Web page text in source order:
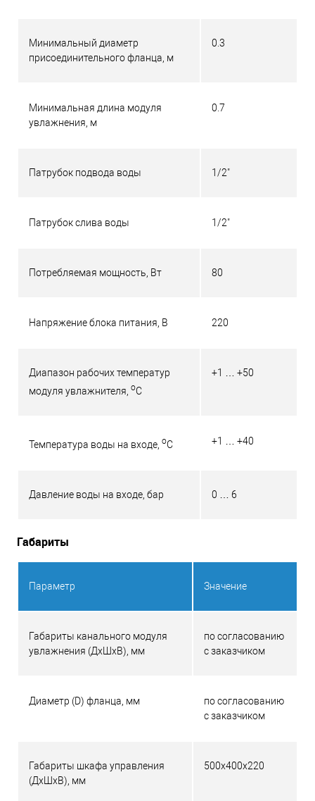
Минимальный диаметр
присоединительного фланца, м
0.3
Минимальная длина модуля
увлажнения, м
0.7
Патрубок подвода воды 1/2"
Патрубок слива воды 1/2"
Потребляемая мощность, Вт 80
Напряжение блока питания, В 220
Диапазон рабочих температур
модуля увлажнителя, оС
+1 … +50
Температура воды на входе, оС +1 … +40
Давление воды на входе, бар 0 … 6
Габариты
Параметр Значение
Габариты канального модуля
увлажнения (ДхШхВ), мм
по согласованию
с заказчиком
Диаметр (D) фланца, мм
по согласованию
с заказчиком
Габариты шкафа управления
(ДхШхВ), мм
500x400x220